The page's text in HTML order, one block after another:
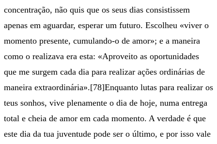
concentração, não quis que os seus dias consistissem
apenas em aguardar, esperar um futuro. Escolheu «viver o
momento presente, cumulando-o de amor»; e a maneira
como o realizava era esta: «Aproveito as oportunidades
que me surgem cada dia para realizar ações ordinárias de
maneira extraordinária».[78]Enquanto lutas para realizar os
teus sonhos, vive plenamente o dia de hoje, numa entrega
total e cheia de amor em cada momento. A verdade é que
este dia da tua juventude pode ser o último, e por isso vale